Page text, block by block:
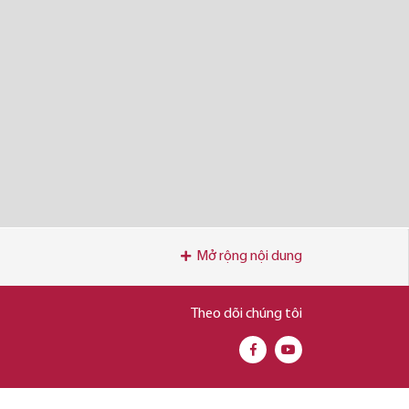
Mở rộng nội dung
Theo dõi chúng tôi